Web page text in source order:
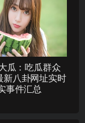
瓜：吃瓜群众
新八卦网址实时
事件汇总